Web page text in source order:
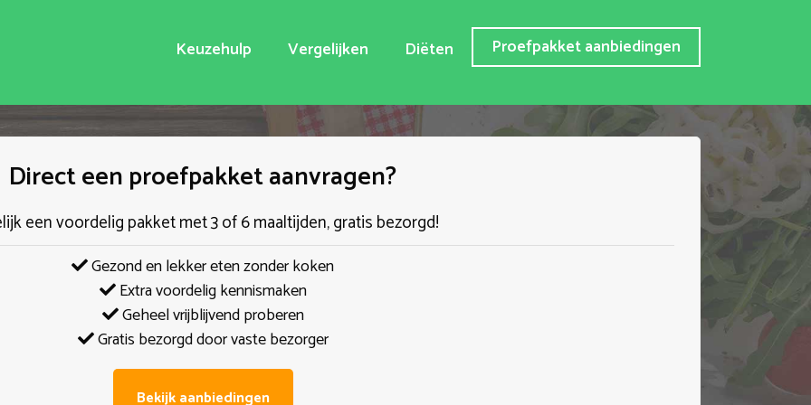
Keuzehulp Vergelijken Diëten Proefpakket aanbiedingen
Direct een proefpakket aanvragen?
een voordelig pakket met 3 of 6 maaltijden, gratis bezorgd!
Gezond en lekker eten zonder koken
Extra voordelig kennismaken
Geheel vrijblijvend proberen
Gratis bezorgd door vaste bezorger
Bekijk aanbiedingen